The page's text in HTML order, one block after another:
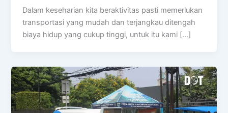
Dalam keseharian kita beraktivitas pasti memerlukan
transportasi yang mudah dan terjangkau ditengah
biaya hidup yang cukup tinggi, untuk itu kami […]